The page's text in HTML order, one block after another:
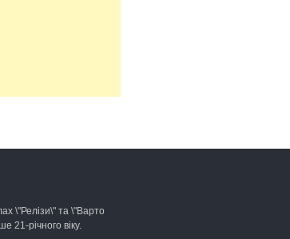
\"Релізи\" та \"Варто
21-річного віку.